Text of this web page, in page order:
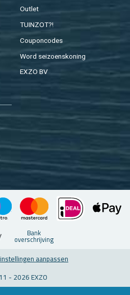
Out­let
TUIN­ZOT?!
Cou­pon­co­des
Word sei­zoens­ko­ning
EXZO BV
Bank
over­schrij­ving
aan­pas­sen
- 2026 EXZO